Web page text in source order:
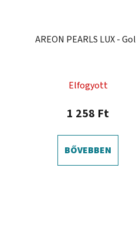
AREON PEARLS LUX -
Elfogyott
1 258 Ft
BŐVEBBEN